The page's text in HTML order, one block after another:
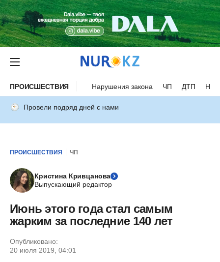
ПРОИСШЕСТВИЯ Нарушения закона ЧП ДТП
Провели подряд дней с нами
ПРОИСШЕСТВИЯ ЧП
Кристина Кривцанова
Выпускающий редактор
Июнь этого года стал самым
жарким за последние 140 лет
Опубликовано:
20 июля 2019, 04:01